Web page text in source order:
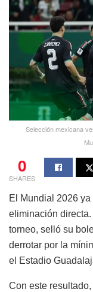
Selección mexicana
0
SHARES
El Mundial 2026
eliminación
torneo, selló su
derrotar por la
el Estadio
Con este